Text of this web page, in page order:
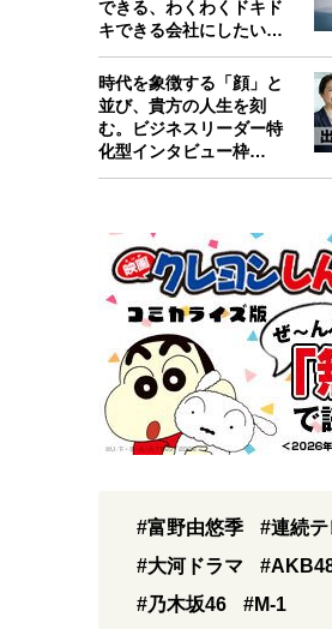
できる、わくわくドキド
キできる会社にしたいと
考えたんで…
時代を象徴する「顔」と
並び、貴方の人生を刻
む。ビジネスリーダー特
化型インタビュー枠
『Key person』始…
#富野由悠季
#連続
#大河ドラマ
#乃木坂46
#M-1